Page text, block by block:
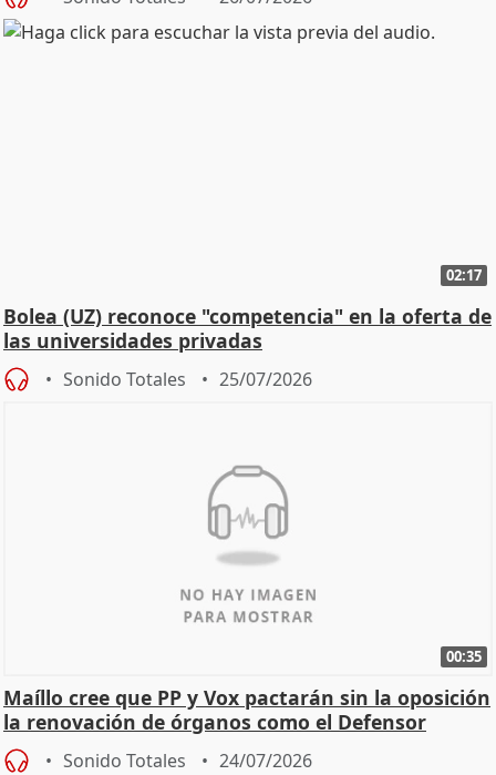
02:17
Bolea (UZ) reconoce "competencia" en la oferta de
las universidades privadas
Sonido Totales 25/07/2026
00:35
Maíllo cree que PP y Vox pactarán sin la oposición
la renovación de órganos como el Defensor
Sonido Totales 24/07/2026